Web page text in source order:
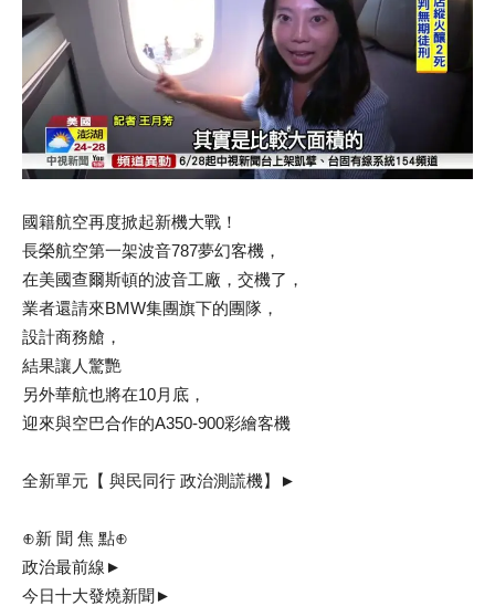
國籍航空再度掀起新機大戰！
長榮航空第一架波音787夢幻客機，
在美國查爾斯頓的波音工廠，交機了，
業者還請來BMW集團旗下的團隊，
設計商務艙，
結果讓人驚艷
另外華航也將在10月底，
迎來與空巴合作的A350-900彩繪客機
全新單元【 與民同行 政治測謊機】►
⊕新 聞 焦 點⊕
政治最前線►
今日十大發燒新聞►